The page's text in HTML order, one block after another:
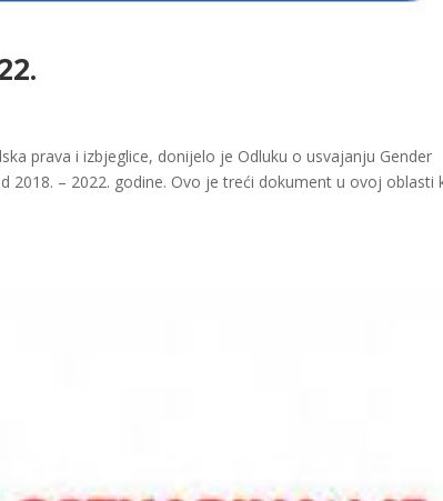
prava i izbjeglice, donijelo je Odluku o usvajanju Gender
2018. – 2022. godine. Ovo je treći dokument u ovoj oblasti